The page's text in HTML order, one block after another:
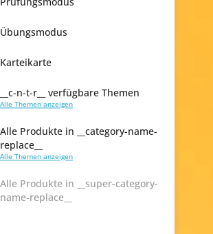
Übungsmodus
Karteikarte
__c-n-t-r__ verfügbare Themen
Alle Themen anzeigen
Alle Produkte in __category-name-
replace__
Alle Themen anzeigen
Alle Produkte in __super-category-
name-replace__